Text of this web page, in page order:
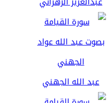
عبد الله الجهني